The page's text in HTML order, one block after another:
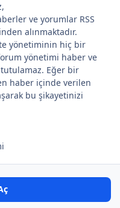
ve yorumlar RSS
alınmaktadır.
yönetiminin hiç bir
yönetimi haber ve
Eğer bir
haber içinde verilen
bu şikayetinizi